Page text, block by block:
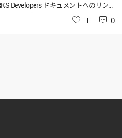
Developers ドキュメントへのリン
なってしまうことに何回も遭遇して
items/c4db8c2083e2d0b1e384
kunihiros/items/c4db8c208
いいね1 0